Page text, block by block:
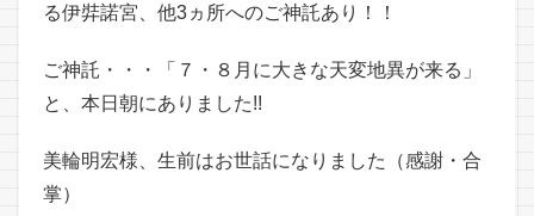
る伊弉諾宮、他3ヵ所へのご神託あり！！
ご神託・・・「７・８月に大きな天変地異が来る」
と、本日朝にありました!!
美輪明宏様、生前はお世話になりました（感謝・合
掌）